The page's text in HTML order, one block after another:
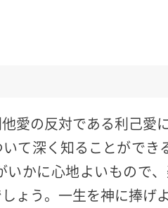
愛の反対である利己愛
て深く知ることができ
かに心地よいもので
ょう。一生を神に捧げ